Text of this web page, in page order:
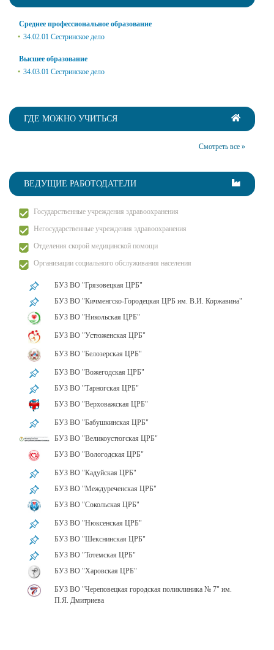
Среднее профессиональное образование
34.02.01 Сестринское дело
Высшее образование
34.03.01 Сестринское дело
ГДЕ МОЖНО УЧИТЬСЯ
Смотреть все »
ВЕДУЩИЕ РАБОТОДАТЕЛИ
Государственные учреждения здравоохранения
Негосударственные учреждения здравоохранения
Отделения скорой медицинской помощи
Организации социального обслуживания населения
БУЗ ВО "Грязовецкая ЦРБ"
БУЗ ВО "Кичменгско-Городецкая ЦРБ им. В.И. Коржавина"
БУЗ ВО "Никольская ЦРБ"
БУЗ ВО "Устюженская ЦРБ"
БУЗ ВО "Белозерская ЦРБ"
БУЗ ВО "Вожегодская ЦРБ"
БУЗ ВО "Тарногская ЦРБ"
БУЗ ВО "Верховажская ЦРБ"
БУЗ ВО "Бабушкинская ЦРБ"
БУЗ ВО "Великоустюгская ЦРБ"
БУЗ ВО "Вологодская ЦРБ"
БУЗ ВО "Кадуйская ЦРБ"
БУЗ ВО "Междуреченская ЦРБ"
БУЗ ВО "Сокольская ЦРБ"
БУЗ ВО "Нюксенская ЦРБ"
БУЗ ВО "Шекснинская ЦРБ"
БУЗ ВО "Тотемская ЦРБ"
БУЗ ВО "Харовская ЦРБ"
БУЗ ВО "Череповецкая городская поликлиника № 7" им.
П.Я. Дмитриева